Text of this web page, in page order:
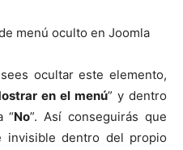
ocultar este elemento,
en el menú” y dentro
“No”. Así conseguirás que
invisible dentro del propio